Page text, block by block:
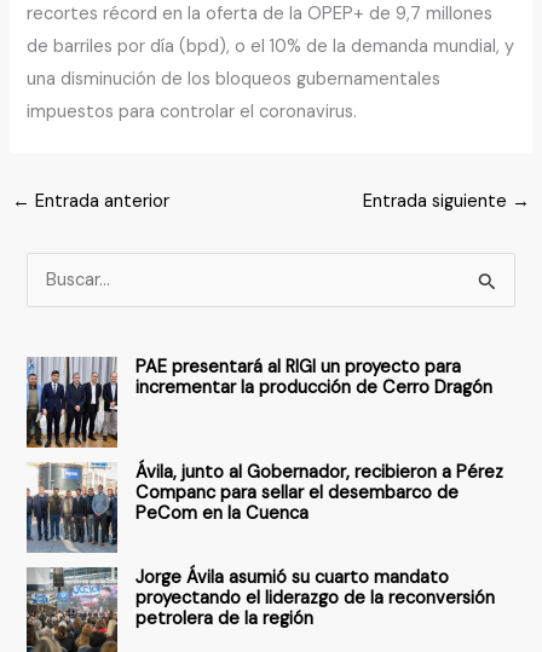
recortes récord en la oferta de la OPEP+ de 9,7 millones
de barriles por día (bpd), o el 10% de la demanda mundial, y
una disminución de los bloqueos gubernamentales
impuestos para controlar el coronavirus.
← Entrada anterior Entrada siguiente →
u
c
a
r
o
r
:
PAE presentará al RIGI un proyecto para
incrementar la producción de Cerro Dragón
Ávila, junto al Gobernador, recibieron a Pérez
Companc para sellar el desembarco de
PeCom en la Cuenca
Jorge Ávila asumió su cuarto mandato
proyectando el liderazgo de la reconversión
petrolera de la región